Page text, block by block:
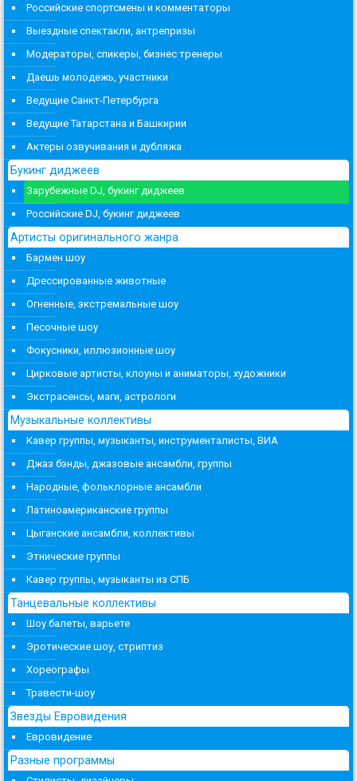
Российские спортсмены и комментаторы
Выездные спектакли, антрепризы
Модераторы, спикеры, бизнес тренеры
Даешь молодежь, участники
Ведущие Санкт-Петербурга
Ведущие Татарстана и Башкирии
Актеры озвучивания и дубляжа
Букинг диджеев
Зарубежные DJ, букинг диджеев
Российские DJ, букинг диджеев
Артисты оригинального жанра
Бармен шоу
Дрессированные животные
Огненные, экстремальные шоу
Песочные шоу
Фокусники, иллюзионные шоу
Цирковые артисты, клоуны и аниматоры, художники
Экстрасенсы, маги, астрологи
Музыкальные коллективы
Кавер группы, музыканты, инструменталисты, ВИА
Джаз бэнды, джазовые ансамбли, группы
Народные, фольклорные ансамбли
Латиноамериканские группы
Цыганские ансамбли, коллективы
Этнические группы
Кавер группы, музыканты из СПБ
Танцевальные коллективы
Шоу балеты, варьете
Эротические шоу, стриптиз
Хореографы
Травести-шоу
Звезды Евровидения
Евровидение
Разные программы